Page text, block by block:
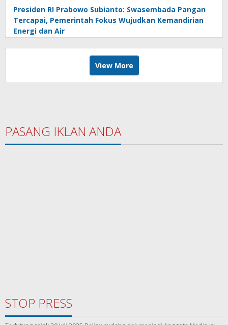
Presiden RI Prabowo Subianto: Swasembada Pangan
Tercapai, Pemerintah Fokus Wujudkan Kemandirian
Energi dan Air
View More
PASANG IKLAN ANDA
STOP PRESS